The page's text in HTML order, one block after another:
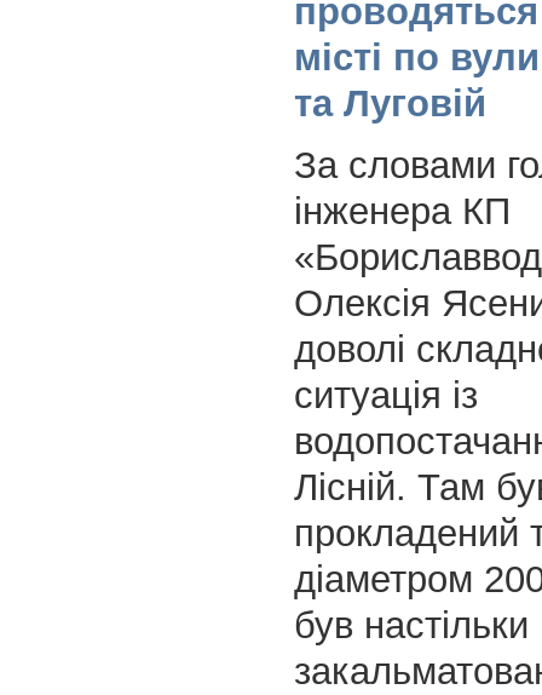
місті по
та Луговій
За словами
інженера КП
Олексія
доволі
ситуація із
Лісній. Там
прокладений
діаметром
був настільки